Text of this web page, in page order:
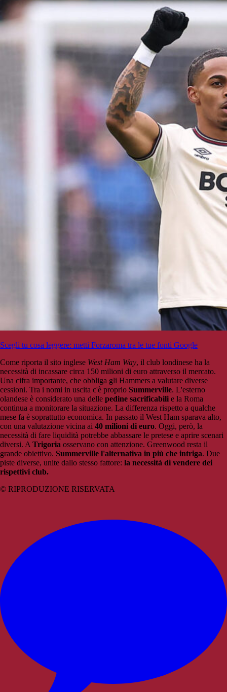
Scegli tu cosa leggere: metti Forzaroma tra le tue fonti Google
Come riporta il sito inglese West Ham Way, il club londinese ha la
necessità di incassare circa 150 milioni di euro attraverso il mercato.
Una cifra importante, che obbliga gli Hammers a valutare diverse
cessioni. Tra i nomi in uscita c'è proprio Summerville. L'esterno
olandese è considerato una delle pedine sacrificabili e la Roma
continua a monitorare la situazione. La differenza rispetto a qualche
mese fa è soprattutto economica. In passato il West Ham sparava alto,
con una valutazione vicina ai 40 milioni di euro. Oggi, però, la
necessità di fare liquidità potrebbe abbassare le pretese e aprire scenari
diversi. ATrigoria osservano con attenzione. Greenwood resta il
grande obiettivo. Summerville l'alternativa in più che intriga. Due
piste diverse, unite dallo stesso fattore: la necessità di vendere dei
rispettivi club.
© RIPRODUZIONE RISERVATA